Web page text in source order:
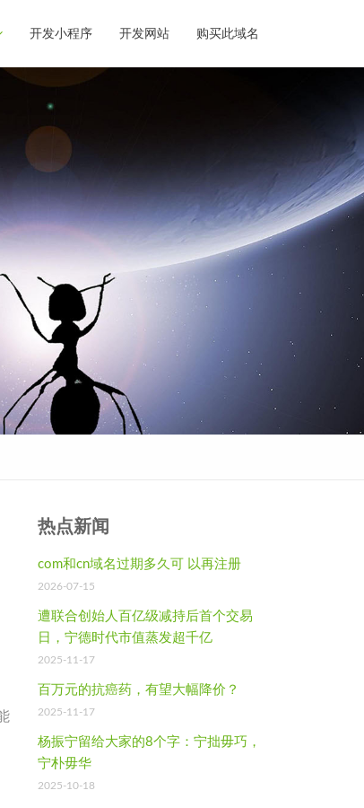
开发小程序 开发网站 购买此域名
热点新闻
com和cn域名过期多久可 以再注册
2026-07-15
遭联合创始人百亿级减持后首个交易
日，宁德时代市值蒸发超千亿
2025-11-17
百万元的抗癌药，有望大幅降价？
2025-11-17
杨振宁留给大家的8个字：宁拙毋巧，
宁朴毋华
2025-10-18